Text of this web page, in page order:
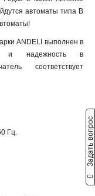
автоматы типа B
ANDELI выполнен в
и надежность в
соответствует
Гц. Задать вопрос